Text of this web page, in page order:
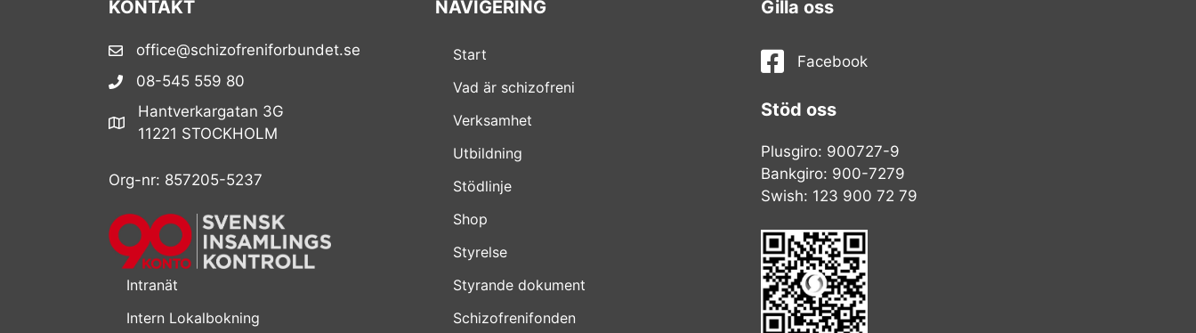
KONTAKT
office@schizofreniforbundet.se
08-545 559 80
Hantverkargatan 3G
11221 STOCKHOLM
Org-nr: 857205-5237
Intranät
Intern Lokalbokning
NAVIGERING
Start
Vad är schizofreni
Verksamhet
Utbildning
Stödlinje
Shop
Styrelse
Styrande dokument
Schizofrenifonden
Gilla oss
Facebook
Stöd oss
Plusgiro: 900727-9
Bankgiro: 900-7279
Swish: 123 900 72 79